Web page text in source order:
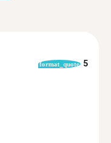
format_quote 5